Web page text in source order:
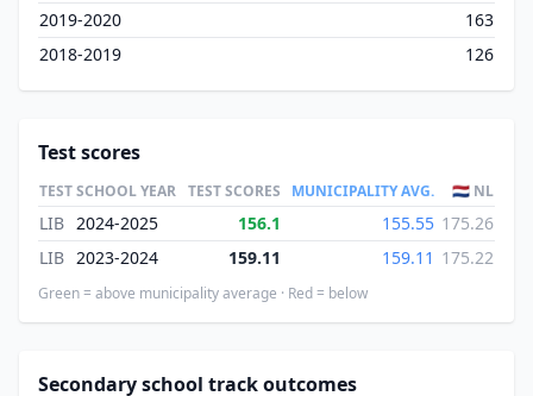
2019-2020
163
2018-2019
126
Test scores
TESTSCHOOL YEAR TEST SCORES MUNICIPALITY AVG. 🇳🇱 NL
LIB 2024-2025 156.1 155.55 175.26
LIB 2023-2024 159.11 159.11 175.22
Green = above municipality average · Red = below
Secondary school track outcomes